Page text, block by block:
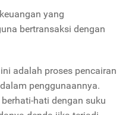
yang
bertransaksi dengan
adalah proses pencairan
penggunaannya.
hati dengan suku